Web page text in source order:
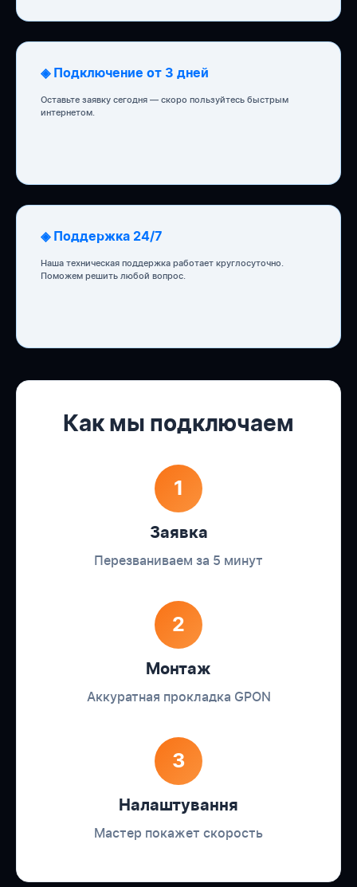
◈ Подключение от 3 дней
Оставьте заявку сегодня — скоро пользуйтесь быстрым
интернетом.
◈ Поддержка 24/7
Наша техническая поддержка работает круглосуточно.
Поможем решить любой вопрос.
Как мы подключаем
1
Заявка
Перезваниваем за 5 минут
2
Монтаж
Аккуратная прокладка GPON
3
Налаштування
Мастер покажет скорость